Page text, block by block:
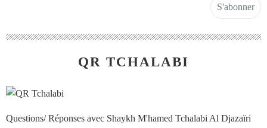
QR TCHALABI
Questions/ Réponses avec Shaykh M'hamed Tchalabi Al Djazaïri